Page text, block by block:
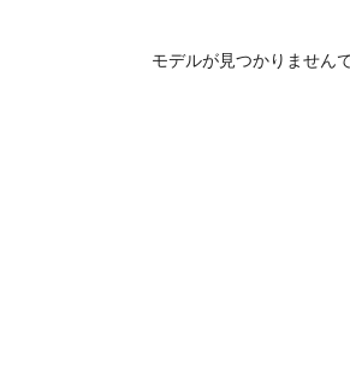
モデルが見つかりません